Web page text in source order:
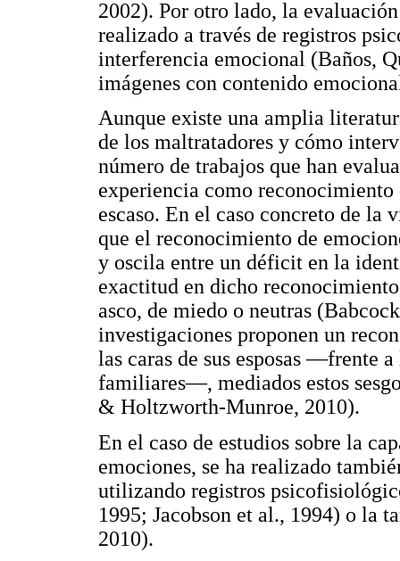
2002). Por otro lado, la
realizado a través de registros
interferencia emocional (Baños,
imágenes con contenido
Aunque existe una amplia
de los maltratadores y cómo
número de trabajos que han
experiencia como
escaso. En el caso concreto de la
que el reconocimiento de
y oscila entre un déficit en la
exactitud en dicho
asco, de miedo o neutras
investigaciones proponen un
las caras de sus esposas —frente
familiares—, mediados estos
& Holtzworth-Munroe, 2010).
En el caso de estudios sobre la
emociones, se ha realizado
utilizando registros
1995; Jacobson et al., 1994) o la
2010).